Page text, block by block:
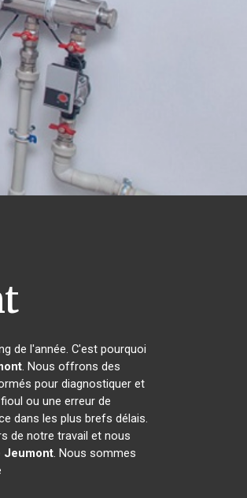
de l'année. C'est pourquoi
. Nous offrons des
pour diagnostiquer et
ou une erreur de
dans les plus brefs délais.
de notre travail et nous
Jeumont. Nous sommes